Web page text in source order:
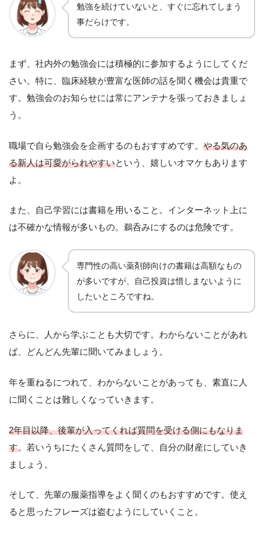
勉強を続けていないと、すぐに忘れてしまう
事だらけです。
まず、社内外の勉強会には積極的に参加するようにしてくだ
さい。特に、臨床経験が豊富な医師の話を聞く機会は貴重で
す。勉強会のお知らせには常にアンテナを張っておきましょ
う。
職場で自ら勉強会を企画するのもおすすめです。 やる気のあ
る新人は可愛がられやすいという、嬉しいオマケもあります
よ。
また、自己学習には書籍を用いること。インターネット上に
は不確かな情報が多いもの。鵜呑みにするのは危険です。
専門性の高い薬剤師向けの書籍は高額なもの
が多いですが、自己投資は惜しまないように
したいところですね。
さらに、人から学ぶことも大切です。わからないことがあれ
ば、どんどん先輩に聞いてみましょう。
年を重ねるにつれて、わからないことがあっても、素直に人
に聞くことは難しくなっていきます。
2年目以降、後輩が入ってくれば質問を受ける側にもなりま
す。若いうちにたくさん質問をして、自分の財産にしていき
ましょう。
そして、先輩の服薬指導をよく聞くのもおすすめです。使え
ると思ったフレーズは盗むようにしていくこと。